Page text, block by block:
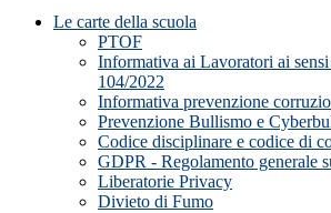
Le carte della scuola
PTOF
Informativa ai Lavoratori ai
104/2022
Informativa prevenzione
Prevenzione Bullismo e
Codice disciplinare e codice di
GDPR - Regolamento generale
Liberatorie Privacy
Divieto di Fumo